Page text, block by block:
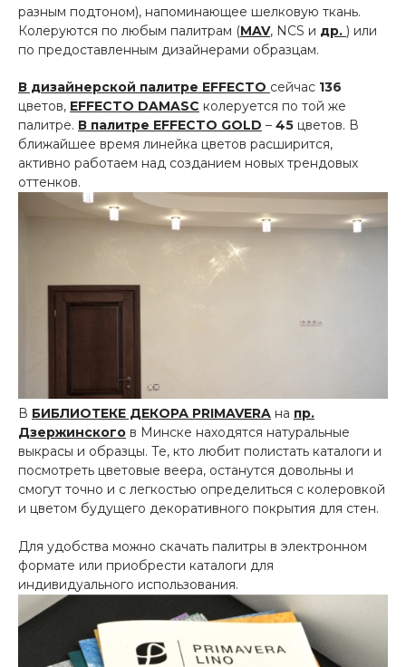
разным подтоном), напоминающее шелковую ткань.
Колеруются по любым палитрам (MAV, NCS и др. ) или
по предоставленным дизайнерами образцам.
В дизайнерской палитре EFFECTO сейчас 136
цветов, EFFECTO DAMASC колеруется по той же
палитре. В палитре EFFECTO GOLD – 45 цветов. В
ближайшее время линейка цветов расширится,
активно работаем над созданием новых трендовых
оттенков.
В БИБЛИОТЕКЕ ДЕКОРА PRIMAVERA на пр.
Дзержинского в Минске находятся натуральные
выкрасы и образцы. Те, кто любит полистать каталоги и
посмотреть цветовые веера, останутся довольны и
смогут точно и с легкостью определиться с колеровкой
и цветом будущего декоративного покрытия для стен.
Для удобства можно скачать палитры в электронном
формате или приобрести каталоги для
индивидуального использования.